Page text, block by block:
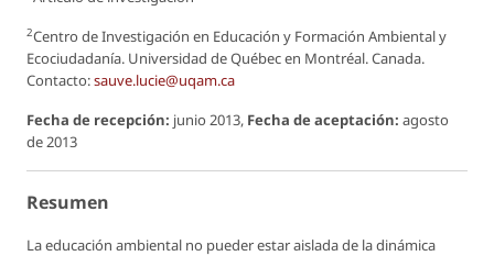
2Centro de Investigación en Educación y Formación Ambiental y
Ecociudadanía. Universidad de Québec en Montréal. Canada.
Contacto:sauve.lucie@uqam.ca
Fecha de recepción: junio 2013, Fecha de aceptación: agosto
de 2013
Resumen
La educación ambiental no pueder estar aislada de la dinámica